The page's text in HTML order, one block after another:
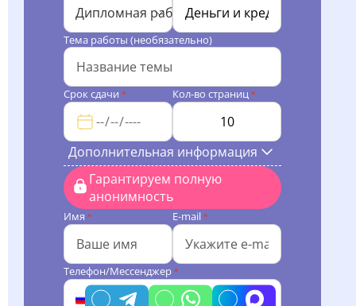
Дипломная работа
Тема работы (необязательно)
Срок сдачи * Кол-во страниц *
Дополнительная информация
Гарантируем полную
анонимность
Имя * E-mail *
Телефон/Мессенджер *